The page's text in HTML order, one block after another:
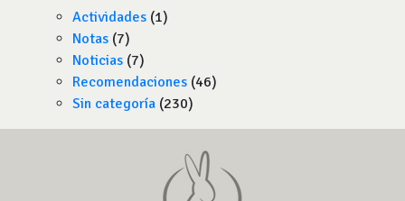
Actividades (1)
Notas (7)
Noticias (7)
Recomendaciones (46)
Sin categoría (230)